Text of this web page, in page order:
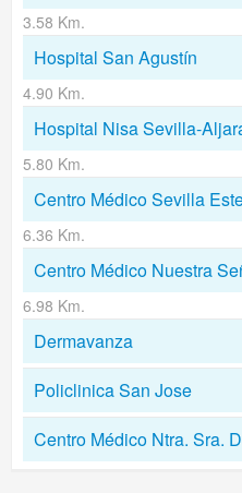
3.58 Km.
Hospital San Agustín
4.90 Km.
Hospital Nisa Sevilla-
5.80 Km.
Centro Médico Sevilla
6.36 Km.
Centro Médico Nuestra
6.98 Km.
Dermavanza
Policlinica San Jose
Centro Médico Ntra. Sra.